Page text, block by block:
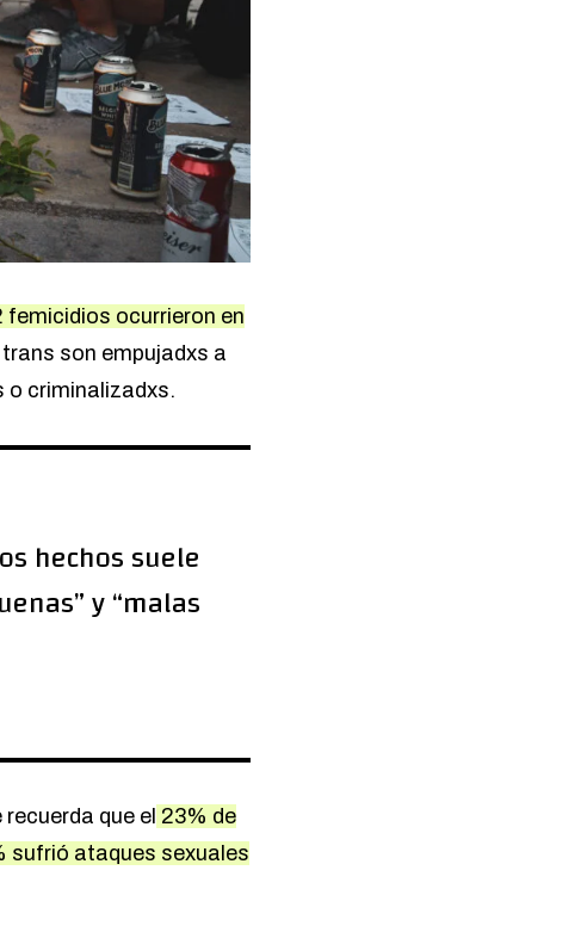
femicidios ocurrieron en
son empujadxs a
o criminalizadxs.
hechos suele
y “malas
recuerda que el 23% de
sufrió ataques sexuales